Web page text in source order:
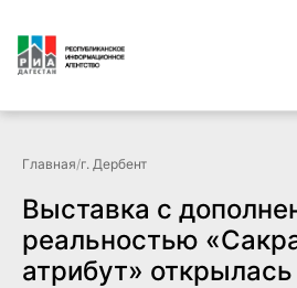
Главная/г. Дербент
Выставка с
реальностью
атрибут»